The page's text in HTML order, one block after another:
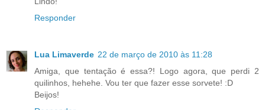
Responder
Lua Limaverde 22 de março de 2010 às 11:28
Amiga, que tentação é essa?! Logo agora, que perdi 2
quilinhos, hehehe. Vou ter que fazer esse sorvete! :D
Beijos!